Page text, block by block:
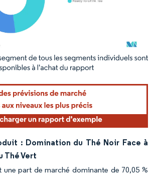
La réutilisation nécessite une attribution sous CC BY
: Domination du Thé Noir Face à
Thé Vert
part de marché dominante de 70,05 %